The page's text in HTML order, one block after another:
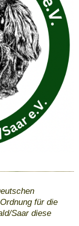
Saar e.V.
für die
Saar diese